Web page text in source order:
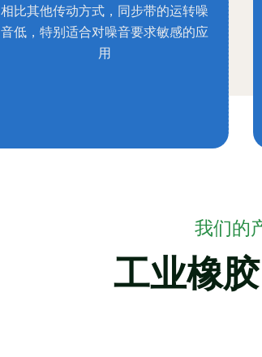
相比其他传动方式，同步带的运转噪
音低，特别适合对噪音要求敏感的应
用
我们的
工业橡